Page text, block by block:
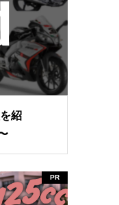
紹
PR